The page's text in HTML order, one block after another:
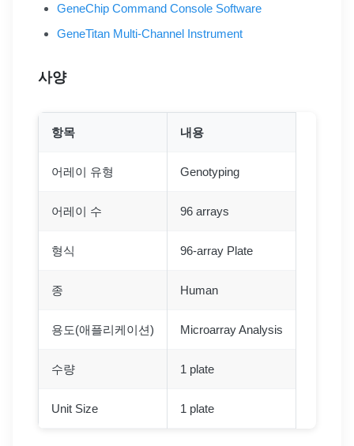
GeneChip Command Console Software
GeneTitan Multi-Channel Instrument
사양
항목 내용
어레이 유형 Genotyping
어레이 수 96 arrays
형식 96-array Plate
종 Human
용도(애플리케이션) Microarray Analysis
수량 1 plate
Unit Size 1 plate